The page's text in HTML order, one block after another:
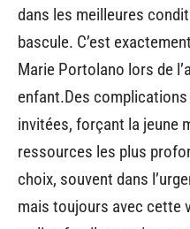
dans les meilleures
bascule. C’est
Marie Portolano lors de
enfant.Des
invitées, forçant la jeune
ressources les plus
choix, souvent dans
mais toujours avec cette